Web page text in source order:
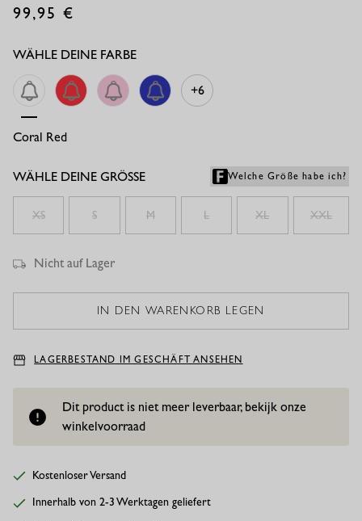
99,95
WÄHLE DEINE FARBE
Coral RedCoral Red
+6
WÄHLE DEINE GRÖSSE Welche Größe habe ich?
XS S M L XL XXL
Nicht auf Lager
LAGERBESTAND IM GESCHÄFT ANSEHEN
Dit product is niet meer leverbaar, bekijk onze
winkelvoorraad
Kostenloser Versand
Innerhalb von 2-3 Werktagen geliefert